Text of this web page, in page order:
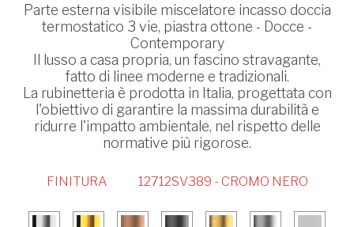
Parte esterna visibile miscelatore incasso doccia
termostatico 3 vie, piastra ottone - Docce -
Contemporary
Il lusso a casa propria, un fascino stravagante,
fatto di linee moderne e tradizionali.
La rubinetteria è prodotta in Italia, progettata con
l'obiettivo di garantire la massima durabilità e
ridurre l'impatto ambientale, nel rispetto delle
normative più rigorose.
FINITURA 12712SV389 - CROMO NERO